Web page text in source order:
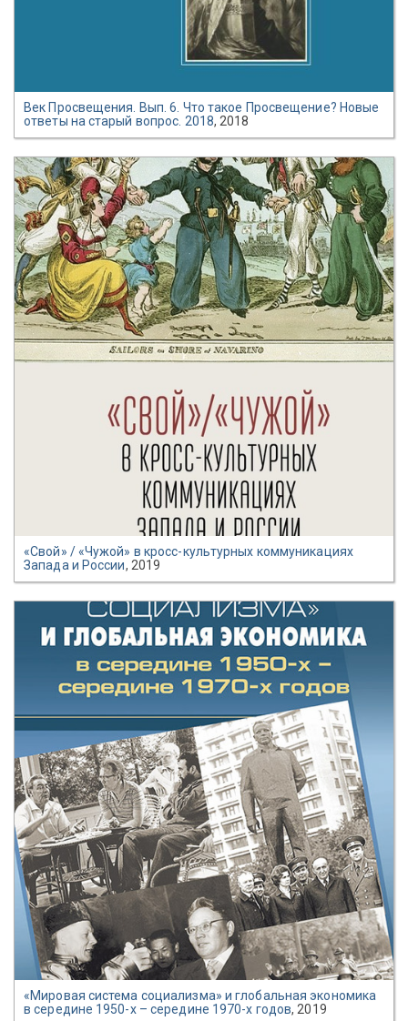
Век Просвещения. Вып. 6. Что такое Просвещение? Новые
ответы на старый вопрос. 2018, 2018
«Свой» / «Чужой» в кросс-культурных коммуникациях
Запада и России, 2019
«Мировая система социализма» и глобальная экономика
в середине 1950-х – середине 1970-х годов, 2019